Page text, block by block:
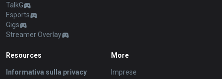
TalkG
Esports
Gigs
Streamer Overlay
Resources
Informativa sulla privacy
More
Imprese